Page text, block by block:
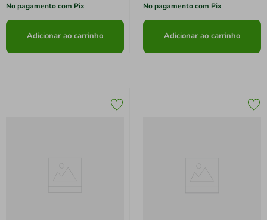
No pagamento com Pix
Adicionar ao carrinho
No pagamento com Pix
Adicionar ao carrinho